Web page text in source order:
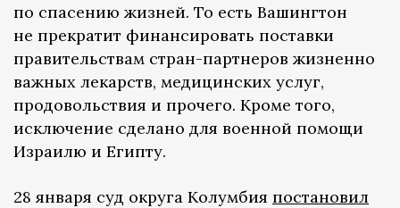
по спасению жизней. То есть Вашингтон
не прекратит финансировать поставки
правительствам стран-партнеров жизненно
важных лекарств, медицинских услуг,
продовольствия и прочего. Кроме того,
исключение сделано для военной помощи
Израилю и Египту.
28 января суд округа Колумбия постановил